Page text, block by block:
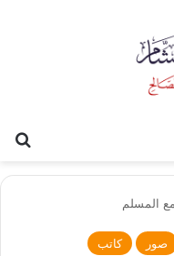
المسلم
صور
كاتب